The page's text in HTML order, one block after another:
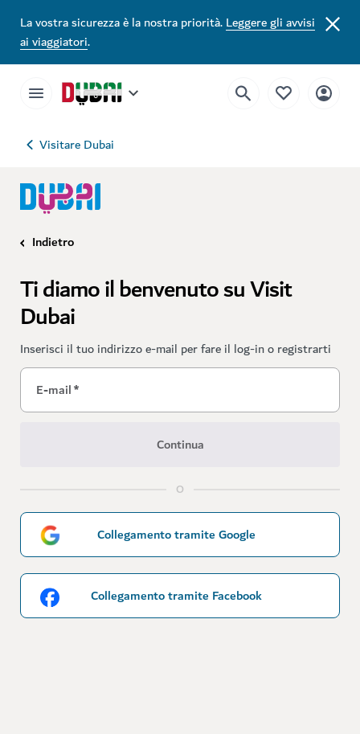
La vostra sicurezza è la nostra priorità.Leggere gli avvisi
ai viaggiatori.
Visitare Dubai
Indietro
Ti diamo il benvenuto su Visit
Dubai
Inserisci il tuo indirizzo e-mail per fare il log-in o registrarti
E-mail*
Continua
O
Collegamento tramite Google
Collegamento tramite Facebook